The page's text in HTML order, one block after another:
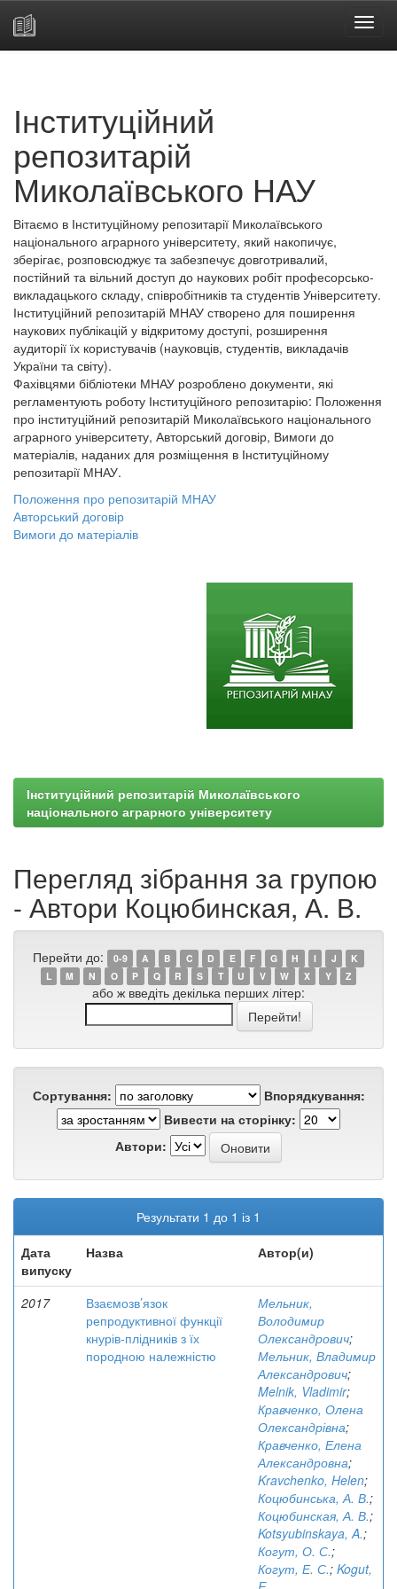
Інституційний
репозитарій
Миколаївського НАУ
Вітаємо в Інституційному репозитарії Миколаївського
національного аграрного університету, який накопичує,
зберігає, розповсюджує та забезпечує довготривалий,
постійний та вільний доступ до наукових робіт професорсько-
викладацького складу, співробітників та студентів Університету.
Інституційний репозитарій МНАУ створено для поширення
наукових публікацій у відкритому доступі, розширення
аудиторії їх користувачів (науковців, студентів, викладачів
України та світу).
Фахівцями бібліотеки МНАУ розроблено документи, які
регламентують роботу Інституційного репозитарію: Положення
про інституційний репозитарій Миколаївського національного
аграрного університету, Авторський договір, Вимоги до
матеріалів, наданих для розміщення в Інституційному
репозитарії МНАУ.
Положення про репозитарій МНАУ
Авторський договір
Вимоги до матеріалів
Інституційний репозитарій Миколаївського
національного аграрного університету
Перегляд зібрання за групою
- Автори Коцюбинская, А. В.
Перейти до: 0-9 A B C D E F G H I J
K
L
M N O P Q R S T U V W X Y Z
або ж введіть декілька перших літер:
Сортування:
Впорядкування:
Вивести на сторінку:
Автори:
Результати 1 до 1 із 1
Дата
випуску
Назва Автор(и)
2017
Взаємозв’язок
репродуктивної функції
кнурів-плідників з їх
породною належністю
Мельник,
Володимир
Олександрович;
Мельник, Владимир
Александрович;
Melnik, Vladimir;
Кравченко, Олена
Олександрівна;
Кравченко, Елена
Александровна;
Kravchenko, Helen;
Коцюбинська, А. В.;
Коцюбинская, А. В.;
Kotsyubinskaya, A.;
Когут, О. С.;
Когут, Е. С.; Kogut,